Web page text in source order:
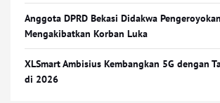
Anggota DPRD Bekasi Didakwa
Mengakibatkan Korban Luka
XLSmart Ambisius Kembangkan 5G dengan
di 2026